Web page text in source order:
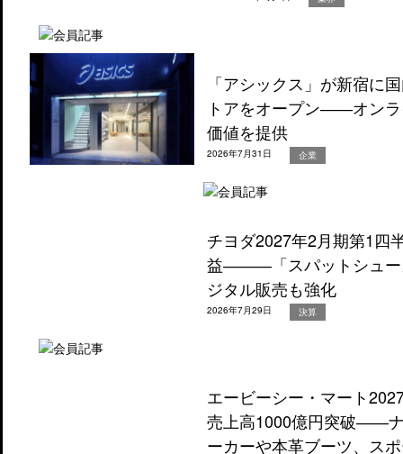
「アシックス」が新宿に
トアをオープン――オン
価値を提供
2026年7月31日 企業
チヨダ2027年2月期第1四
益―――「スパットシュー
ジタル販売も強化
2026年7月29日 決算
エービーシー・マート
売上高1000億円突破――
ーカーや本革ブーツ、ス